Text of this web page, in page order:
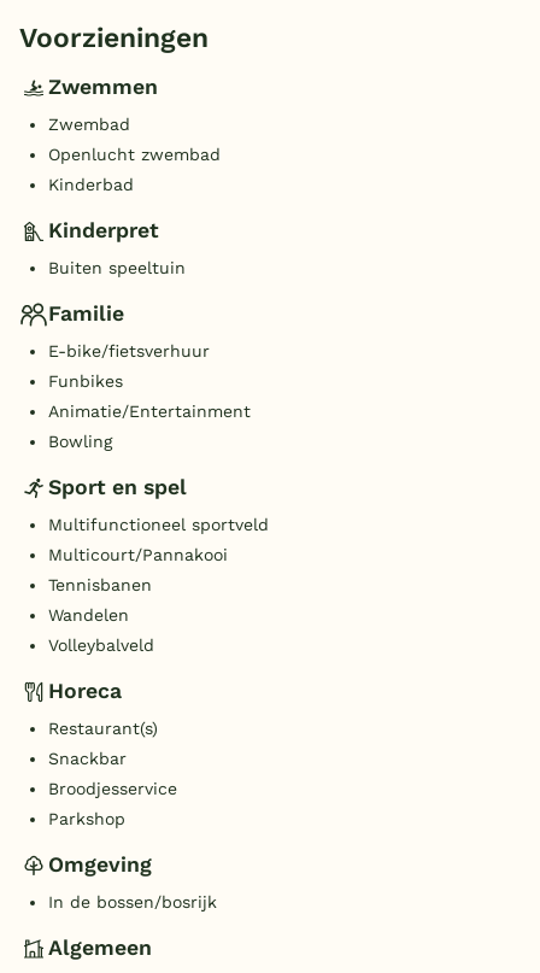
Voorzieningen
Zwemmen
Zwembad
Openlucht zwembad
Kinderbad
Kinderpret
Buiten speeltuin
Familie
E-bike/fietsverhuur
Funbikes
Animatie/Entertainment
Bowling
Sport en spel
Multifunctioneel sportveld
Multicourt/Pannakooi
Tennisbanen
Wandelen
Volleybalveld
Horeca
Restaurant(s)
Snackbar
Broodjesservice
Parkshop
Omgeving
In de bossen/bosrijk
Algemeen